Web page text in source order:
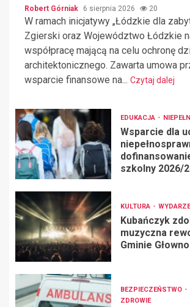
Robert Górniak 6 sierpnia 2026 20
W ramach inicjatywy „Łódzkie dla
Zgierski oraz Województwo Łódzkie
współpracę mającą na celu ochronę
architektonicznego. Zawarta umowa
wsparcie finansowe na... Czytaj dalej
EDUKACJA
Wsparcie dla
szkolny 2026/
KULTURA
Kubańczyk
muzyczna
Gminie Głowno
BEZPIECZEŃSTWO
ZDROWIE